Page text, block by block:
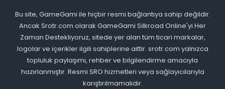
Bu site, GameGami ile hiçbir resmi bağlantıya sahip değildir.
Ancak Srotr.com olarak GameGami Silkroad Online'yi Her
Zaman Destekliyoruz, sitede yer alan tüm ticari markalar,
logolar ve içerikler ilgili sahiplerine aittir. srotr.com yalnızca
topluluk paylaşımı, rehber ve bilgilendirme amacıyla
hazırlanmıştır. Resmi SRO hizmetleri veya sağlayıcılarıyla
karıştırılmamalıdır.